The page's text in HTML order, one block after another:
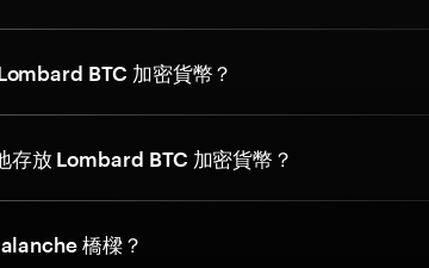
BTC 加密貨幣？
存放 Lombard BTC 加密貨幣？
橋樑？